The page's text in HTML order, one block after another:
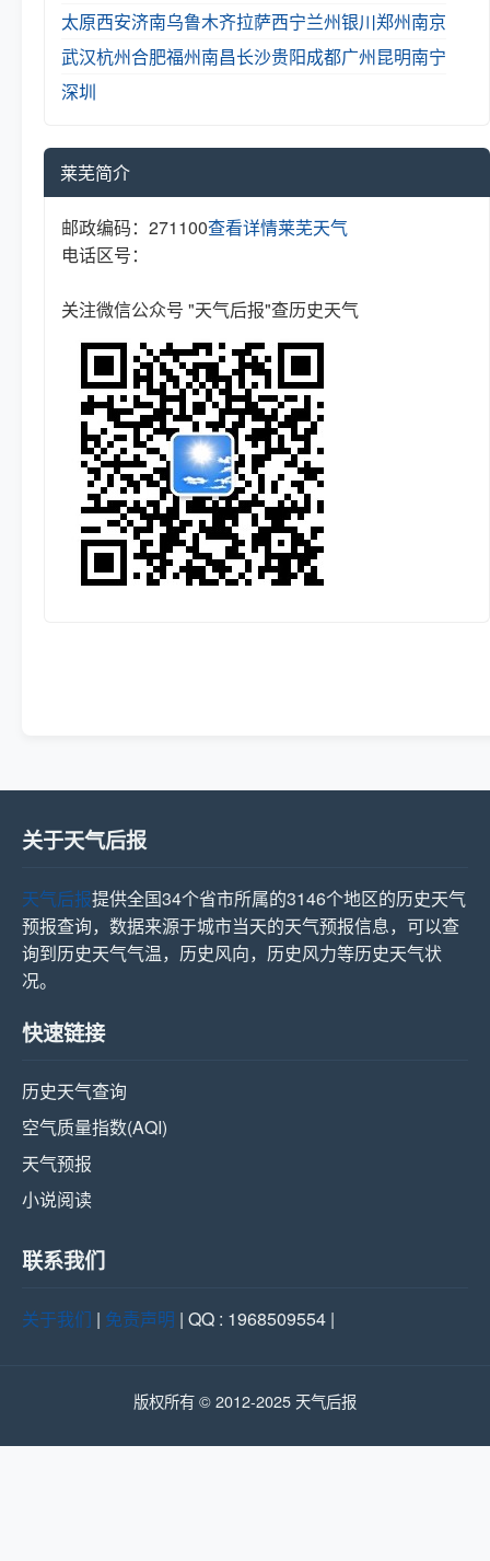
太原西安济南乌鲁木齐拉萨西宁兰州银川郑州南京
武汉杭州合肥福州南昌长沙贵阳成都广州昆明南宁
深圳
莱芜简介
邮政编码：271100
电话区号：
查看详情莱芜天气
关注微信公众号 "天气后报"查历史天气
关于天气后报
天气后报提供全国34个省市所属的3146个地区的历史天气
预报查询，数据来源于城市当天的天气预报信息，可以查
询到历史天气气温，历史风向，历史风力等历史天气状
况。
快速链接
历史天气查询
空气质量指数(AQI)
天气预报
小说阅读
联系我们
关于我们 | 免责声明 | QQ : 1968509554 |
版权所有 © 2012-2025 天气后报